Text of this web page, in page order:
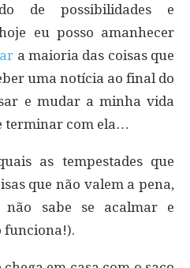
de possibilidades e
eu posso amanhecer
a maioria das coisas que
uma notícia ao final do
e mudar a minha vida
terminar com ela…
as tempestades que
que não valem a pena,
não sabe se acalmar e
funciona!).